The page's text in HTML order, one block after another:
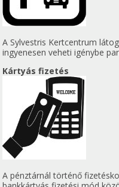
A Sylvestris Kertcentrum
ingyenesen veheti igénybe
Kártyás fizetés
A pénztárnál történő